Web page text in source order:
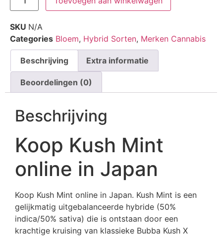
SKU N/A
Categories Bloem, Hybrid Sorten, Merken Cannabis
Beschrijving Extra informatie
Beoordelingen (0)
Beschrijving
Koop Kush Mint
online in Japan
Koop Kush Mint online in Japan. Kush Mint is een
gelijkmatig uitgebalanceerde hybride (50%
indica/50% sativa) die is ontstaan ​​door een
krachtige kruising van klassieke Bubba Kush X